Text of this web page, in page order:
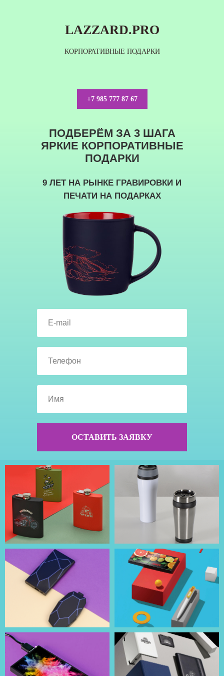
LAZZARD.PRO
КОРПОРАТИВНЫЕ ПОДАРКИ
+7 985 777 87 67
ПОДБЕРЁМ ЗА 3 ШАГА
ЯРКИЕ КОРПОРАТИВНЫЕ
ПОДАРКИ
ОСТАВИТЬ ЗАЯВКУ
9 ЛЕТ НА РЫНКЕ ГРАВИРОВКИ И
ПЕЧАТИ НА ПОДАРКАХ